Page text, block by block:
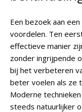
Een bezoek aan
voordelen. Ten
effectieve manier
zonder ingrijpende
bij het verbeteren
beter voelen als ze
Moderne
steeds natuurlijker